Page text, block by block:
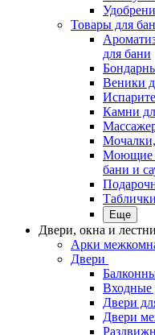
Товары для
для бани
Веники
Камни
Моющие
бани и
Еще
Двери, окна и
Арки
Двери
Входные
Двери
Двери